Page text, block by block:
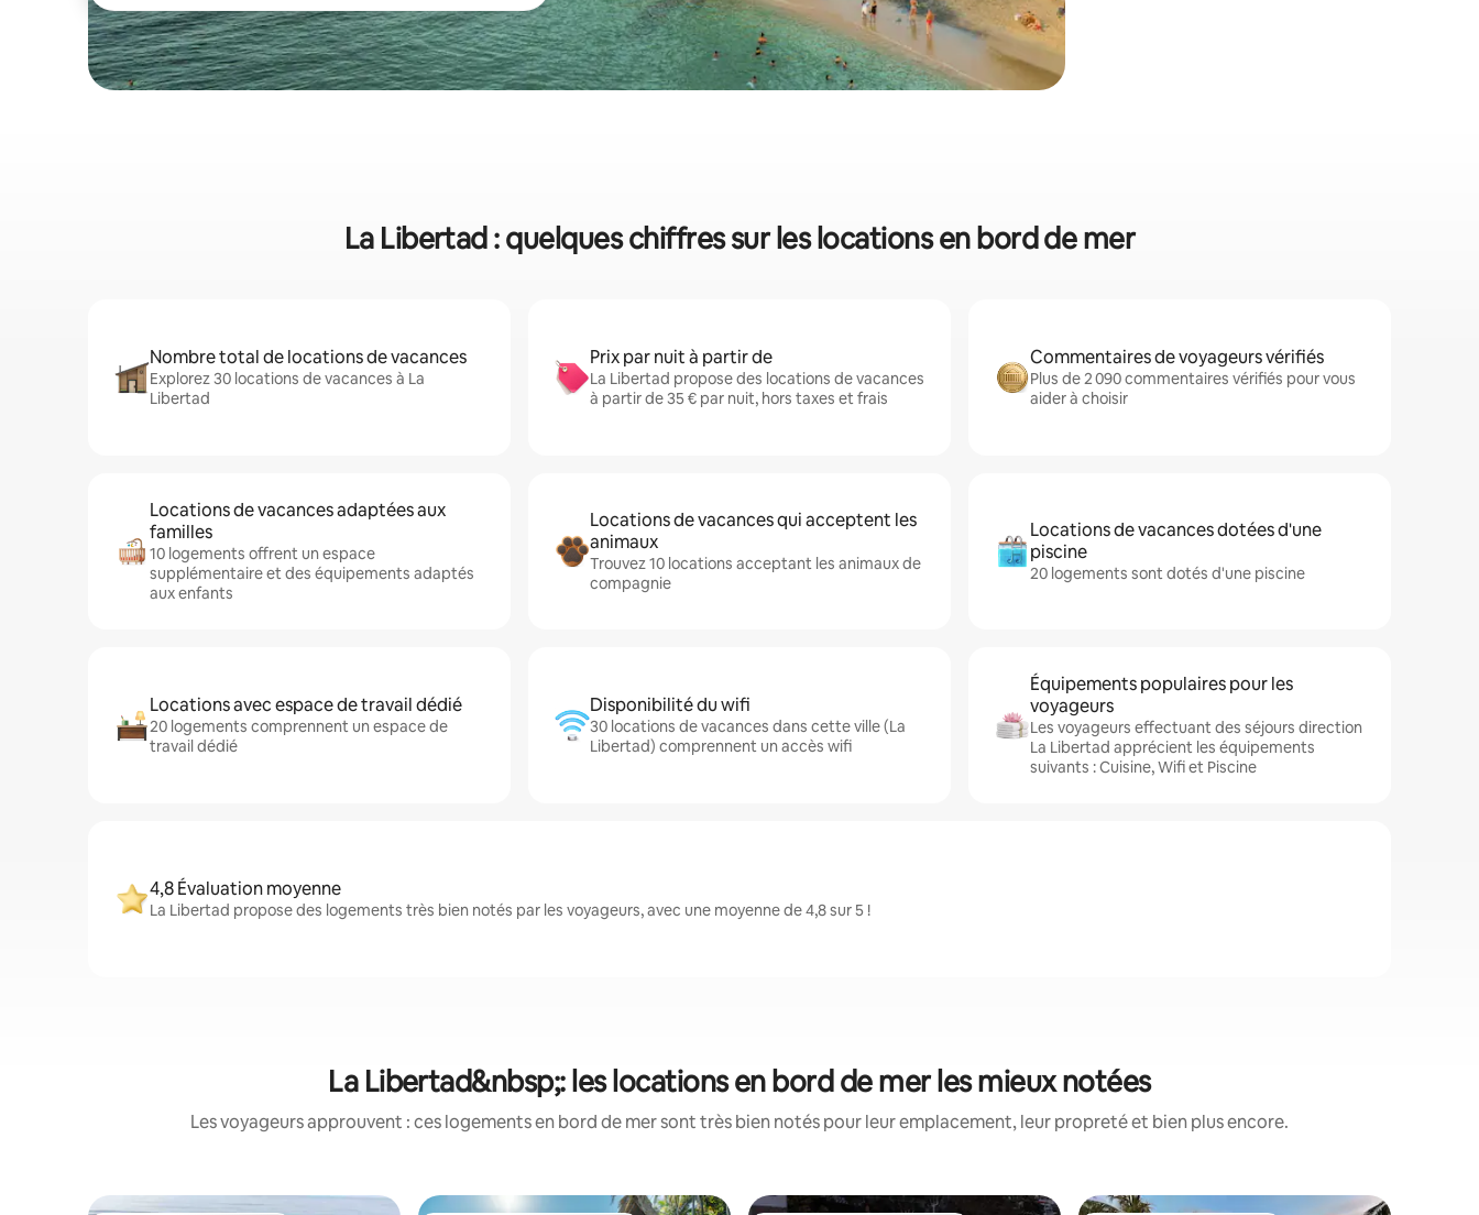
La Libertad : quelques chiffres sur les locations en bord de mer
Nombre total de locations de vacances
Explorez 30 locations de vacances à La
Libertad
Prix par nuit à partir de
La Libertad propose des locations de vacances
à partir de 35 € par nuit, hors taxes et frais
Commentaires de voyageurs vérifiés
Plus de 2 090 commentaires vérifiés pour vous
aider à choisir
Locations de vacances adaptées aux
familles
10 logements offrent un espace
supplémentaire et des équipements adaptés
aux enfants
Locations de vacances qui acceptent les
animaux
Trouvez 10 locations acceptant les animaux de
compagnie
Locations de vacances dotées d'une
piscine
20 logements sont dotés d'une piscine
Locations avec espace de travail dédié
20 logements comprennent un espace de
travail dédié
Disponibilité du wifi
30 locations de vacances dans cette ville (La
Libertad) comprennent un accès wifi
Équipements populaires pour les
voyageurs
Les voyageurs effectuant des séjours direction
La Libertad apprécient les équipements
suivants : Cuisine, Wifi et Piscine
4,8 Évaluation moyenne
La Libertad propose des logements très bien notés par les voyageurs, avec une moyenne de 4,8 sur 5 !
La Libertad&nbsp;: les locations en bord de mer les mieux notées
Les voyageurs approuvent : ces logements en bord de mer sont très bien notés pour leur emplacement, leur propreté et bien plus encore.